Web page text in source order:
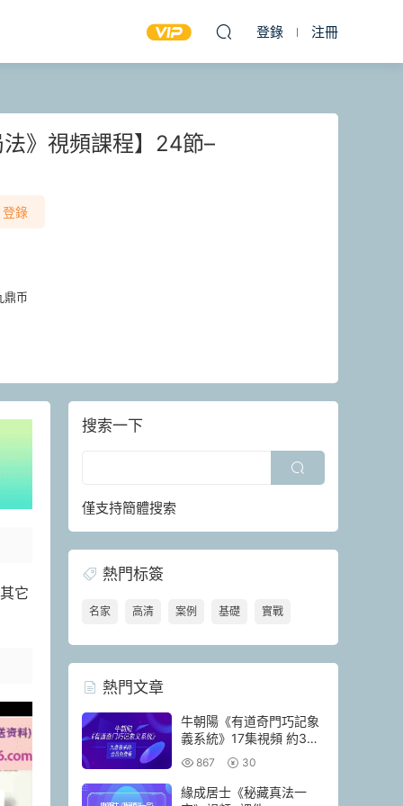
登錄 注冊
》視頻課程】24節–
登錄
鼎币
它
搜索一下
僅支持簡體搜索
熱門标簽
名家 高清 案例 基礎 實戰
熱門文章
牛朝陽《有道奇門巧記象
義系統》17集視頻 約3小
時 867 30
緣成居士《秘藏真法一